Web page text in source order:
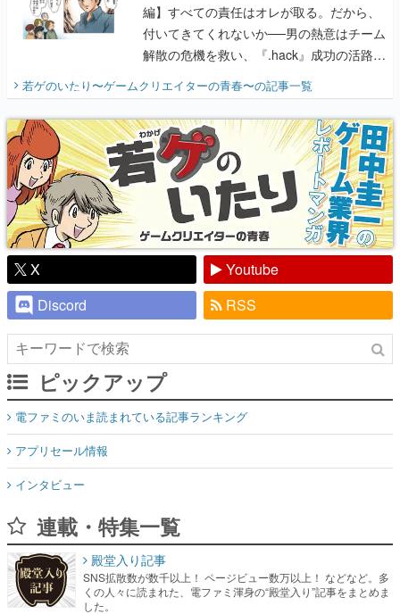
編】すべての責任はオレが取る。だから、
付いてきてくれないか──男の熱意はチーム
解散の危機を救い、『.hack』成功の活路を
『少年ジャンプ』色だった【若ゲのいた
り】
若ゲのいたり〜ゲームクリエイターの青春〜の記事一覧
X
Youtube
Discord
RSS
ピックアップ
電ファミのいま読まれている記事ランキング
アプリセール情報
インタビュー
連載・特集一覧
殿堂入り記事
SNS拡散数が数千以上！ ページビュー数万以上！ などなど。多
くの人々に読まれた、電ファミ渾身の“殿堂入り”記事をまとめま
した。